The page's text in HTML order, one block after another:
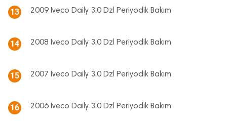
13 2009 Iveco Daily 3.0 Dzl Periyodik Bakım
14 2008 Iveco Daily 3.0 Dzl Periyodik Bakım
15 2007 Iveco Daily 3.0 Dzl Periyodik Bakım
16 2006 Iveco Daily 3.0 Dzl Periyodik Bakım